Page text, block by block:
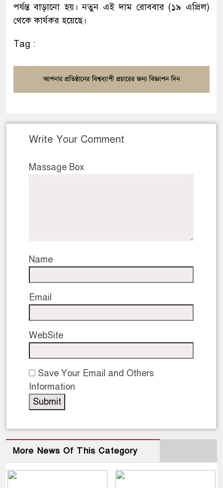
পর্যন্ত বাড়ানো হয়। নতুন এই দাম রোববার (১৯ এপ্রিল)
থেকে কার্যকর হয়েছে।
Tag :
Write Your Comment
Massage Box
Name
Email
WebSite
Save Your Email and Others
Information
More News Of This Category